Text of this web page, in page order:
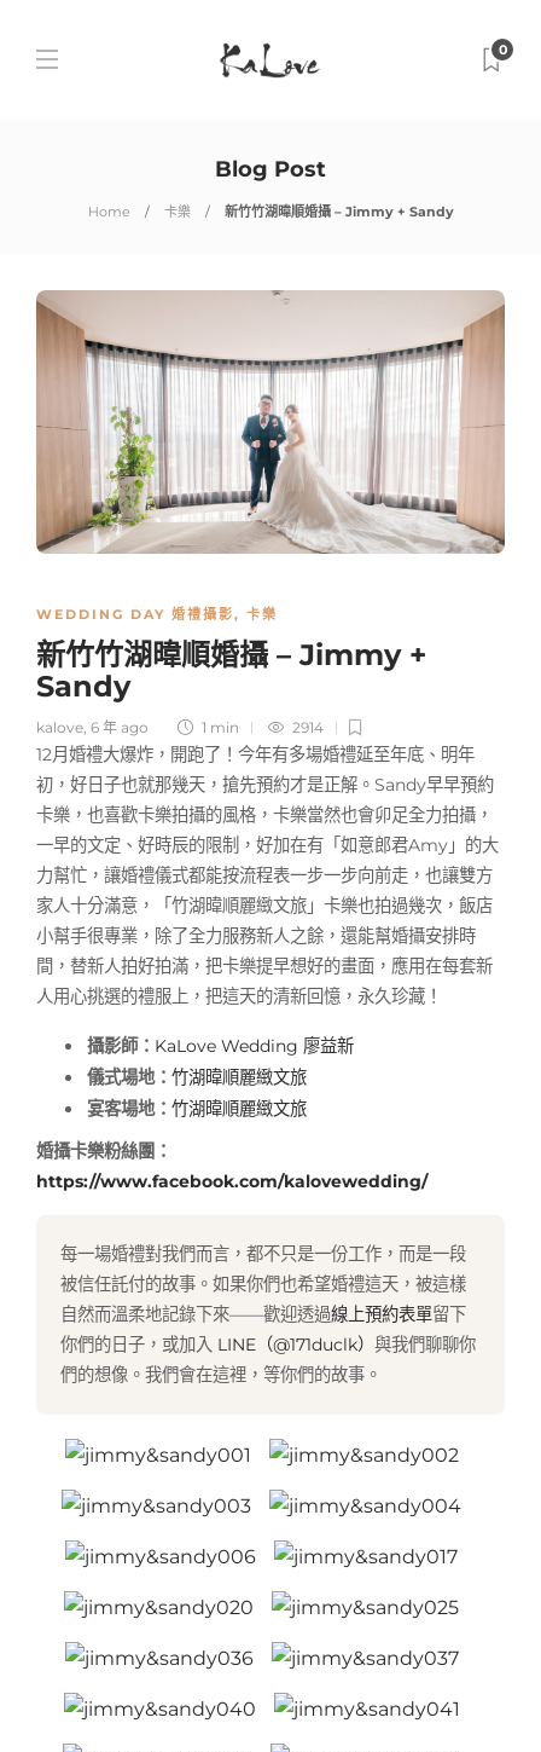
0
Blog Post
Home 卡樂 新竹竹湖暐順婚攝 – Jimmy + Sandy
WEDDING DAY 婚禮攝影, 卡樂
新竹竹湖暐順婚攝 – Jimmy +
Sandy
kalove, 6 年 ago 1 min 2914
12月婚禮大爆炸，開跑了！今年有多場婚禮延至年底、明年
初，好日子也就那幾天，搶先預約才是正解。Sandy早早預約
卡樂，也喜歡卡樂拍攝的風格，卡樂當然也會卯足全力拍攝，
一早的文定、好時辰的限制，好加在有「如意郎君Amy」的大
力幫忙，讓婚禮儀式都能按流程表一步一步向前走，也讓雙方
家人十分滿意，「竹湖暐順麗緻文旅」卡樂也拍過幾次，飯店
小幫手很專業，除了全力服務新人之餘，還能幫婚攝安排時
間，替新人拍好拍滿，把卡樂提早想好的畫面，應用在每套新
人用心挑選的禮服上，把這天的清新回憶，永久珍藏！
攝影師： KaLove Wedding 廖益新
儀式場地： 竹湖暐順麗緻文旅
宴客場地： 竹湖暐順麗緻文旅
婚攝卡樂粉絲團：
https://www.facebook.com/kalovewedding/
每一場婚禮對我們而言，都不只是一份工作，而是一段
被信任託付的故事。如果你們也希望婚禮這天，被這樣
自然而溫柔地記錄下來——歡迎透過線上預約表單留下
你們的日子，或加入 LINE（@171duclk） 與我們聊聊你
們的想像。我們會在這裡，等你們的故事。